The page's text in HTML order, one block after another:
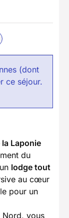
(dont
ce séjour.
Laponie
du
lodge tout
au cœur
pour un
Nord, vous